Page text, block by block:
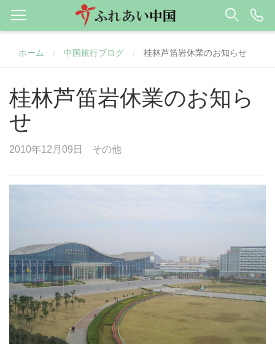
ホーム / 中国旅行ブログ / 桂林芦笛岩休業のお知らせ
桂林芦笛岩休業のお知ら
せ
2010年12月09日 その他